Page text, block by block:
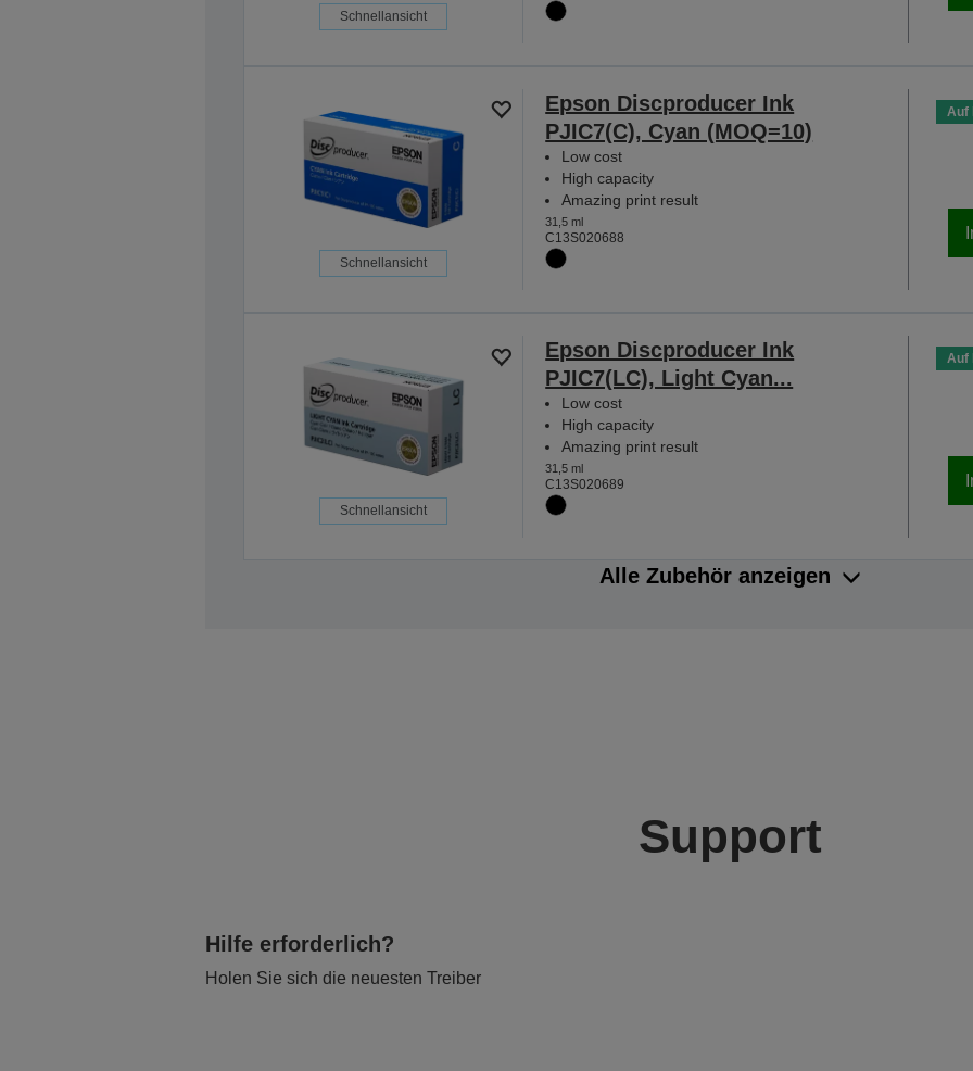
Schnellansicht
Schnellansicht
Epson Discproducer Ink
PJIC7(C), Cyan (MOQ=10)
Low cost
High capacity
Amazing print result
31,5 ml
C13S020688
Auf
Schnellansicht
Epson Discproducer Ink
PJIC7(LC), Light Cyan...
Low cost
High capacity
Amazing print result
31,5 ml
C13S020689
Auf
Alle Zubehör anzeigen
Support
Hilfe erforderlich?
Holen Sie sich die neuesten Treiber